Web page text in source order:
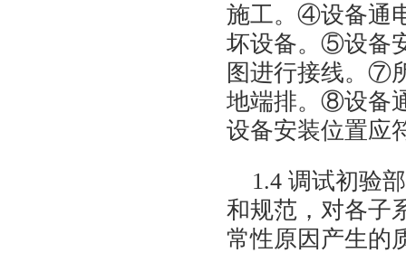
施工。④设备通
坏设备。⑤设备
图进行接线。⑦
地端排。⑧设备
设备安装位置应
1.4 调试初验
和规范，对各子
常性原因产生的